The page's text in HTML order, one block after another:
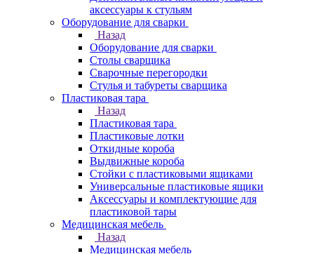
аксессуары к стульям
Оборудование для сварки
Назад
Оборудование для сварки
Столы сварщика
Сварочные перегородки
Стулья и табуреты сварщика
Пластиковая тара
Назад
Пластиковая тара
Пластиковые лотки
Откидные короба
Выдвижные короба
Стойки с пластиковыми ящиками
Универсальные пластиковые ящики
Аксессуары и комплектующие для
пластиковой тары
Медицинская мебель
Назад
Медицинская мебель